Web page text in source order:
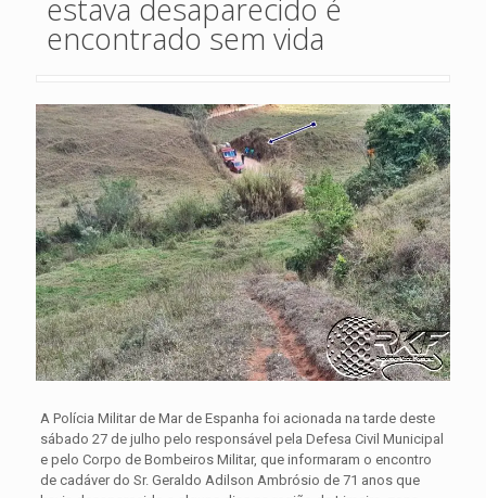
estava desaparecido é
encontrado sem vida
A Polícia Militar de Mar de Espanha foi acionada na tarde deste
sábado 27 de julho pelo responsável pela Defesa Civil Municipal
e pelo Corpo de Bombeiros Militar, que informaram o encontro
de cadáver do Sr. Geraldo Adilson Ambrósio de 71 anos que